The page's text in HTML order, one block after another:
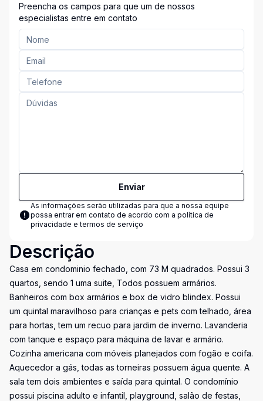
Preencha os campos para que um de nossos
especialistas entre em contato
Enviar
As informações serão utilizadas para que a nossa equipe
possa entrar em contato de acordo com a política de
privacidade e termos de serviço
Descrição
Casa em condominio fechado, com 73 M quadrados. Possui 3
quartos, sendo 1 uma suite, Todos possuem armários.
Banheiros com box armários e box de vidro blindex. Possui
um quintal maravilhoso para crianças e pets com telhado, área
para hortas, tem um recuo para jardim de inverno. Lavanderia
com tanque e espaço para máquina de lavar e armário.
Cozinha americana com móveis planejados com fogão e coifa.
Aquecedor a gás, todas as torneiras possuem água quente. A
sala tem dois ambientes e saída para quintal. O condomínio
possui piscina adulto e infantil, playground, salão de festas,